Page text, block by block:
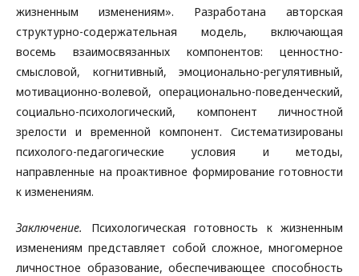
жизненным изменениям». Разработана авторская
структурно-содержательная модель, включающая
восемь взаимосвязанных компонентов: ценностно-
смысловой, когнитивный, эмоционально-регулятивный,
мотивационно-волевой, операционально-поведенческий,
социально-психологический, компонент личностной
зрелости и временной компонент. Систематизированы
психолого-педагогические условия и методы,
направленные на проактивное формирование готовности
к изменениям.
Заключение.
Психологическая готовность к жизненным
изменениям представляет собой сложное, многомерное
личностное образование, обеспечивающее способность